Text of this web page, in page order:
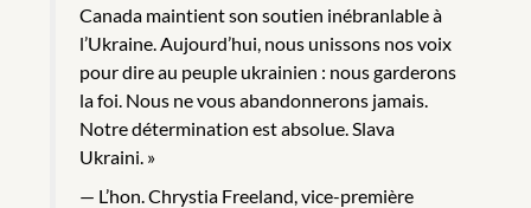
Canada maintient son soutien inébranlable à
l’Ukraine. Aujourd’hui, nous unissons nos voix
pour dire au peuple ukrainien : nous garderons
la foi. Nous ne vous abandonnerons jamais.
Notre détermination est absolue. Slava
Ukraini. »
L’hon. Chrystia Freeland, vice-première